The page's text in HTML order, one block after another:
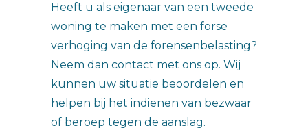
Heeft u als eigenaar van een tweede
woning te maken met een forse
verhoging van de forensenbelasting?
Neem dan contact met ons op. Wij
kunnen uw situatie beoordelen en
helpen bij het indienen van bezwaar
of beroep tegen de aanslag.